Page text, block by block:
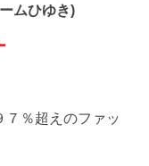
ムひゆき)
７％超えのファッ